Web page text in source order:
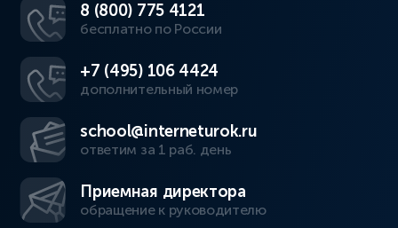
8 (800) 775 4121
бесплатно по России
+7 (495) 106 4424
дополнительный номер
school@interneturok.ru
ответим за 1 раб. день
Приемная директора
обращение к руководителю